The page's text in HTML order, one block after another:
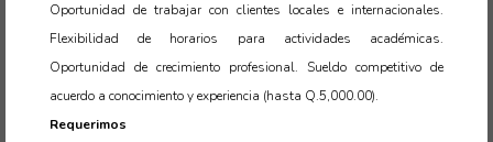
Oportunidad de trabajar con clientes locales e internacionales.
Flexibilidad de horarios para actividades académicas.
Oportunidad de crecimiento profesional. Sueldo competitivo de
acuerdo a conocimiento y experiencia (hasta Q.5,000.00).
Requerimos